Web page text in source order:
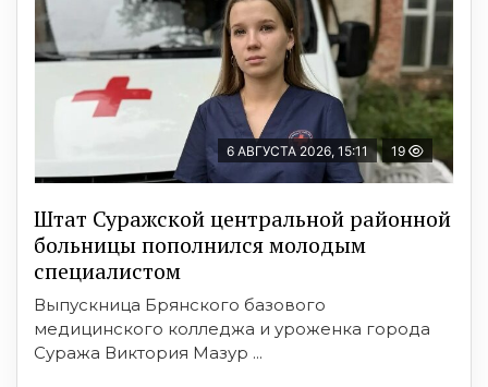
6 АВГУСТА 2026, 15:11 19
Штат Суражской центральной районной
больницы пополнился молодым
специалистом
Выпускница Брянского базового
медицинского колледжа и уроженка города
Суража Виктория Мазур ...